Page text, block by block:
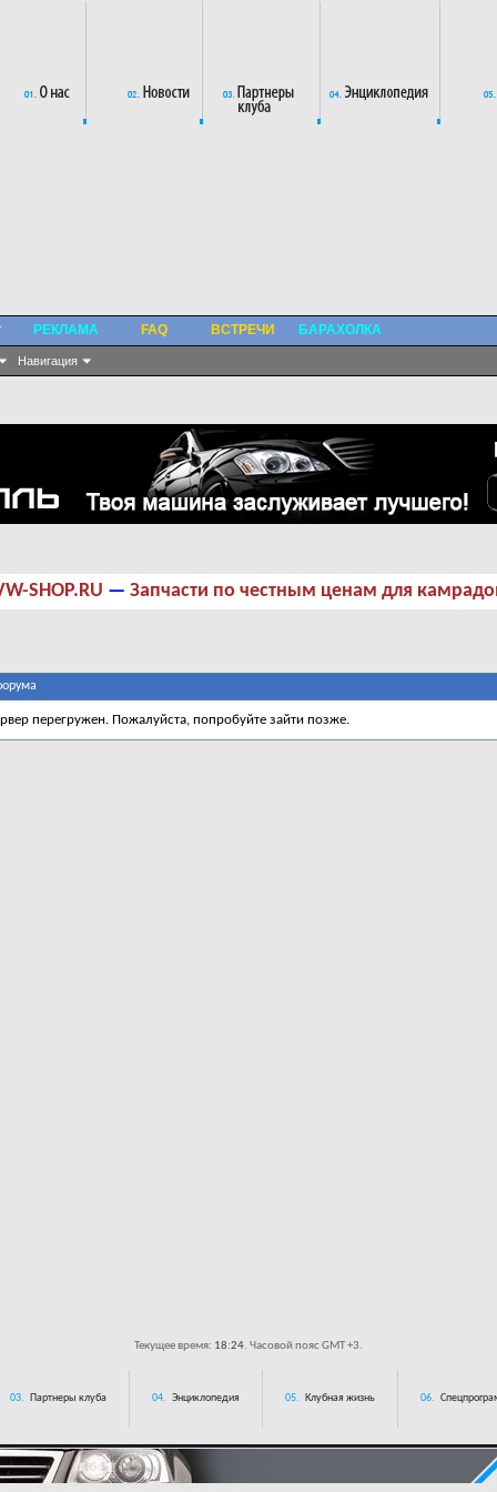
Навигация
РЕКЛАМА FAQ ВСТРЕЧИ БАРАХОЛКА
SHOP.RU — Запчасти по честным ценам для
перегружен. Пожалуйста, попробуйте зайти позже.
Текущее время: 18:24. Часовой пояс GMT +3.
03. Партнеры клуба 04. Энциклопедия 05. Клубная жизнь 06.